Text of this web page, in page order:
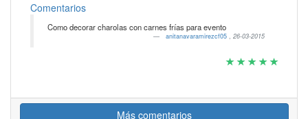
Comentarios
Como decorar charolas con carnes frías para evento
anitanavaramirezcf05 , 26-03-2015
Más comentarios